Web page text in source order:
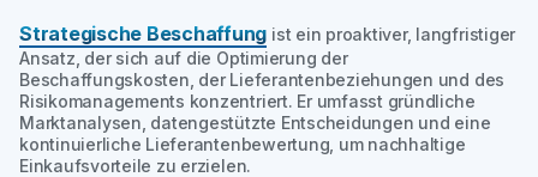
Strategische Beschaffung ist ein proaktiver, langfristiger
Ansatz, der sich auf die Optimierung der
Beschaffungskosten, der Lieferantenbeziehungen und des
Risikomanagements konzentriert. Er umfasst gründliche
Marktanalysen, datengestützte Entscheidungen und eine
kontinuierliche Lieferantenbewertung, um nachhaltige
Einkaufsvorteile zu erzielen.